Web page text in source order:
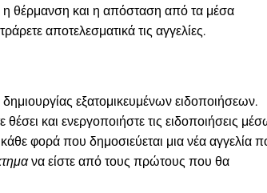
θέρμανση και η απόσταση από τα μέσα
αποτελεσματικά τις αγγελίες.
εξατομικευμένων ειδοποιήσεων.
και ενεργοποιήστε τις ειδοποιήσεις
φορά που δημοσιεύεται μια νέα αγγελία
να είστε από τους πρώτους που θα